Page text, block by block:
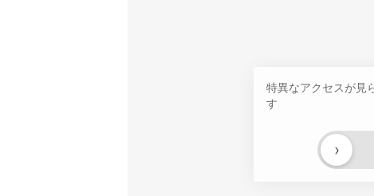
特異なアクセスが見
す
›